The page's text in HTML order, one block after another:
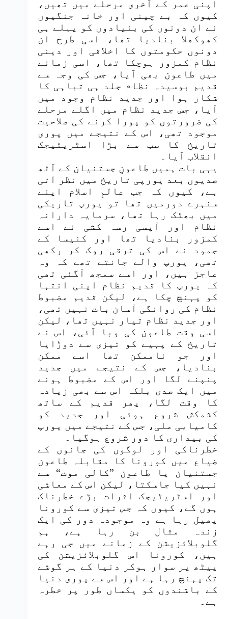
اپنی عمر کے آخری مرحلے میں تھیں،
کیوں کہ بے چینی اور خانہ جنگیوں
نے ان دونوں کی بنیادوں کو پہلے ہی
کھوکھلا بنادیا تھا، اسی طرح ان
دونوں حکومتوں کا اخلاقی اور دینی
نظام کمزور ہوچکا تھا، اسی زمانے
میں طاعون بھی آیا، جس کی وجہ سے
قدیم بوسیدہ نظام جلد ہی تباہی کا
شکار ہوا اور جدید نظام وجود میں
آیا، جس جدید نظام میں اگلے مرحلے
کی ضرورتوں کو پورا کرنے کی صلاحیت
موجود تھی، اس کے نتیجے میں پوری
تاریخ کا سب سے بڑا اسٹریٹیجک
انقلاب آیا۔
یہی بات ہمیں طاعونِ جستنیان کے آٹھ
صدیوں بعد یورپی تاریخ میں نظر آتی
ہے، کیوں کہ جب عالمِ اسلام اپنے
سنہرے دورمیں تھا تو یورپ تاریکی
میں بھٹک رہا تھا، سرمایہ دارانہ
نظام اور آپسی رسہ کشی نے اسے
کمزور بنادیا تھا اور کنیسا کے
جمود نے اس کی ترقی روک کر رکھی
تھی، یورپ والے جانتے تھے کہ وہ
عاجز ہیں، اور اسے سمجھ آگئی تھی
کہ یورپ کا قدیم نظام اپنی انتہا
کو پہنچ چکا ہے، لیکن قدیم مضبوط
نظام کی روانگی آسان بات نہیں تھی،
اور جدید نظام تیار نہیں تھا، لیکن
اسی وقت طاعون کی وبا آئی، اس نے
تاریخ کے پہیے کو تیزی سے دوڑایا
اور جو ناممکن تھا اسے ممکن
بنادیا، جس کے نتیجے میں جدید
پنپنے لگا اور اس کے مضبوط ہونے
میں ایک صدی بلکہ اس سے بھی زیادہ
کا وقت لگا، پھر قدیم کے ساتھ
کشمکش شروع ہوئی اور جدید کو
کامیابی ملی، جس کے نتیجے میں یورپ
کی بیداری کا دور شروع ہوگیا۔
خطرناکی اور لوگوں کی جانوں کے
ضیاع میں کورونا کا مقابلہ طاعون
جستنیان یا طاعون ”کالی موت“ سے
نہیں کیا جاسکتا، لیکن اس کے معاشی
اور اسٹریٹیجک اثرات بڑے خطرناک
ہوں گے، کیوں کہ جس تیزی سے کورونا
پھیل رہا ہے وہ موجودہ دور کی ایک
زندہ مثال بن رہا ہے، ہم
گلوبلائزیشن کے زمانے میں جی رہے
ہیں، کورونا اس گلوبلائزیشن کی
پیٹھ پر سوار ہوکر دنیا کے ہر گوشے
تک پہنچ رہا ہے اور اس سے پوری دنیا
کے باشندوں کو یکساں طور پر خطرہ
ہے۔